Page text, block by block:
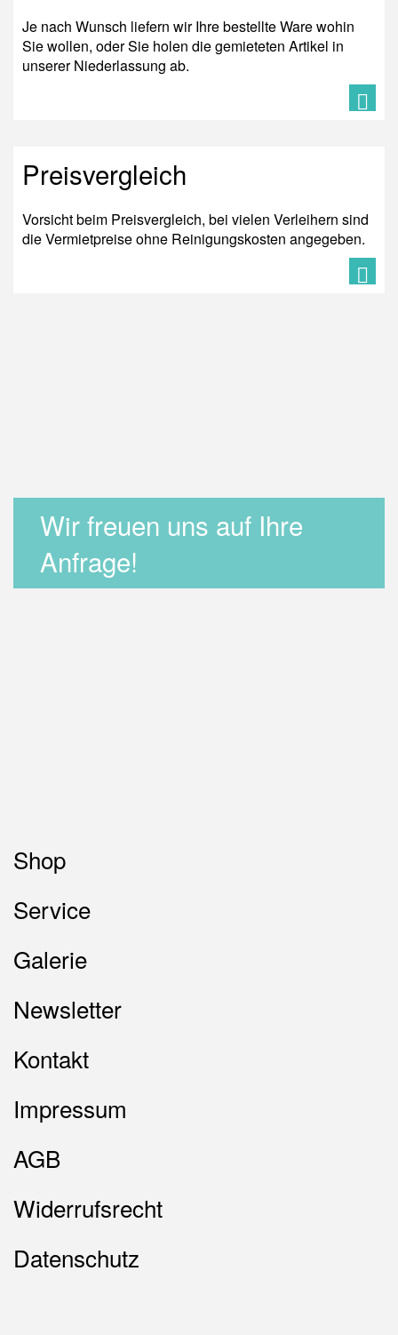
Je nach Wunsch liefern wir Ihre bestellte Ware wohin
Sie wollen, oder Sie holen die gemieteten Artikel in
unserer Niederlassung ab.
Preisvergleich
Vorsicht beim Preisvergleich, bei vielen Verleihern sind
die Vermietpreise ohne Reinigungskosten angegeben.
Wir freuen uns auf Ihre
Anfrage!
Shop
Service
Galerie
Newsletter
Kontakt
Impressum
AGB
Widerrufsrecht
Datenschutz